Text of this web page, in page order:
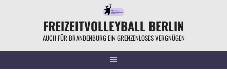
FREIZEITVOLLEYBALL BERLIN
AUCH FÜR BRANDENBURG EIN GRENZENLOSES VERGNÜGEN